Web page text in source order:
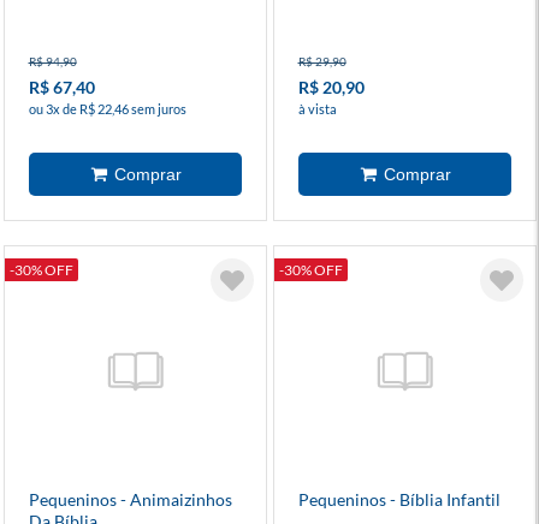
R$ 94,90
R$ 67,40
ou 3x de R$ 22,46 sem juros
R$ 29,90
R$ 20,90
à vista
-30% OFF
Pequeninos - Animaizinhos
-30% OFF
Pequeninos - Bíblia Infantil